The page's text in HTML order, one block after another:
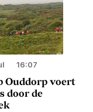
16:07
Ouddorp voert
door de